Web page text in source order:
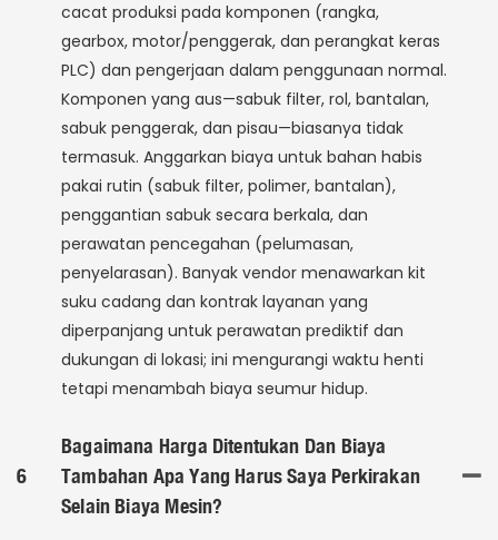
cacat produksi pada komponen (rangka,
gearbox, motor/penggerak, dan perangkat keras
PLC) dan pengerjaan dalam penggunaan normal.
Komponen yang aus—sabuk filter, rol, bantalan,
sabuk penggerak, dan pisau—biasanya tidak
termasuk. Anggarkan biaya untuk bahan habis
pakai rutin (sabuk filter, polimer, bantalan),
penggantian sabuk secara berkala, dan
perawatan pencegahan (pelumasan,
penyelarasan). Banyak vendor menawarkan kit
suku cadang dan kontrak layanan yang
diperpanjang untuk perawatan prediktif dan
dukungan di lokasi; ini mengurangi waktu henti
tetapi menambah biaya seumur hidup.
6
Bagaimana Harga Ditentukan Dan Biaya
Tambahan Apa Yang Harus Saya Perkirakan
Selain Biaya Mesin?